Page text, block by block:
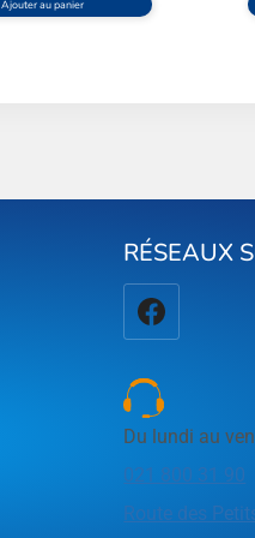
Ajouter au panier
RÉSEAUX
Du lundi au
021 800 31 90
Route des